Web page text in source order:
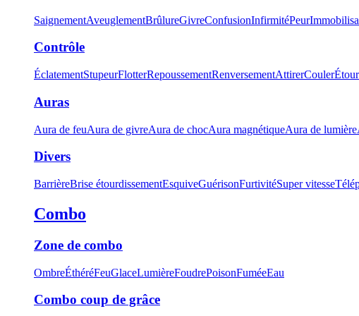
SaignementAveuglementBrûlureGivreConfusionInfirmitéPeur
Contrôle
ÉclatementStupeurFlotterRepoussementRenversementAttirerCouler
Auras
Aura de feuAura de givreAura de chocAura magnétiqueAura de lumière
Divers
BarrièreBrise étourdissementEsquiveGuérisonFurtivitéSuper vitesse
Combo
Zone de combo
OmbreÉthéréFeuGlaceLumièreFoudrePoisonFuméeEau
Combo coup de grâce